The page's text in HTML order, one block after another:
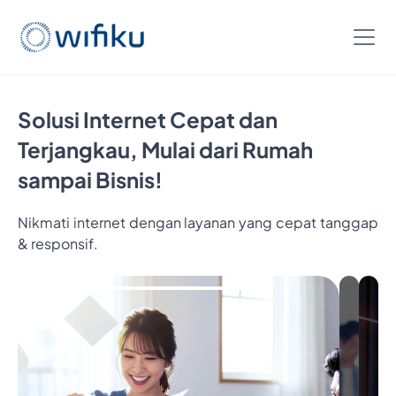
Solusi Internet Cepat dan
Terjangkau, Mulai dari Rumah
sampai Bisnis!
Nikmati internet dengan layanan yang cepat tanggap
& responsif.
Bayar
Bulan,
Nikmatin
Bulan
Internetan
Cukup
Bayar